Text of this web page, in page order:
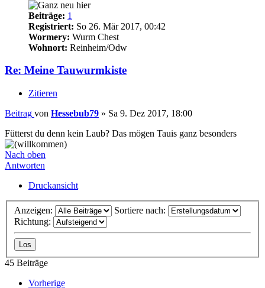
Beiträge: 1
Registriert: So 26. Mär 2017, 00:42
Wormery: Wurm Chest
Wohnort: Reinheim/Odw
Re: Meine Tauwurmkiste
Zitieren
Beitrag von Hessebub79 » Sa 9. Dez 2017, 18:00
Fütterst du denn kein Laub? Das mögen Tauis ganz besonders
Nach oben
Antworten
Druckansicht
Anzeigen:
Sortiere nach:
Richtung:
45 Beiträge
Vorherige